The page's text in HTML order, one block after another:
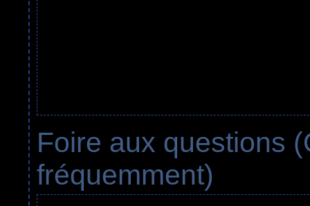
Foire aux questions
fréquemment)